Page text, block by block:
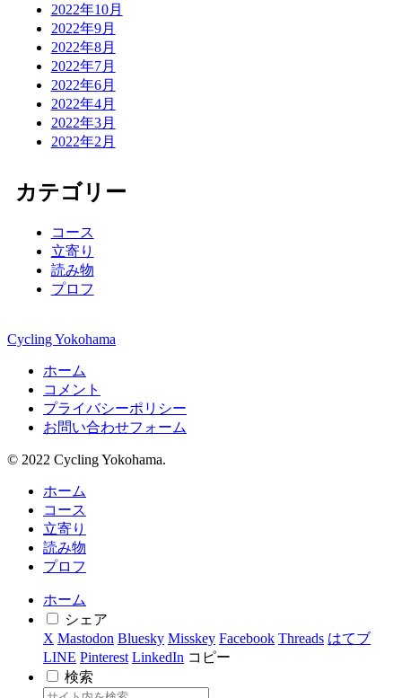
2022年10月
2022年9月
2022年8月
2022年7月
2022年6月
2022年4月
2022年3月
2022年2月
カテゴリー
コース
立寄り
読み物
プロフ
Cycling Yokohama
ホーム
コメント
プライバシーポリシー
お問い合わせフォーム
© 2022 Cycling Yokohama.
ホーム
コース
立寄り
読み物
プロフ
ホーム
シェア
X Mastodon Bluesky Misskey Facebook Threads はてブ
LINE Pinterest LinkedIn コピー
検索